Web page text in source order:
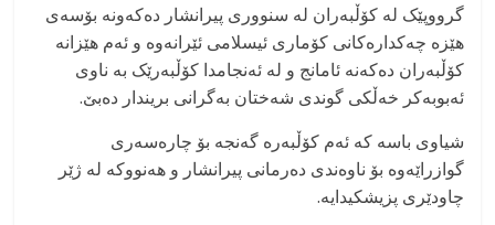
گرووپێک لە کۆڵبەران لە سنووری پیرانشار دەکەونە بۆسەی
هێزە چەکدارەکانی کۆماری ئیسلامی ئێرانەوە و ئەم هێزانە
کۆڵبەران دەکەنە ئامانج و لە ئەنجامدا کۆڵبەرێک بە ناوی
ئەبوبەکر خەڵکی گوندی شەختان بەگرانی بریندار دەبێ.
شیاوی باسە کە ئەم کۆڵبەرە گەنجە بۆ چارەسەری
گوازراێەوە بۆ ناوەندی دەرمانی پیرانشار و هەنووکە لە ژێر
چاودێری پزیشکیدایە.